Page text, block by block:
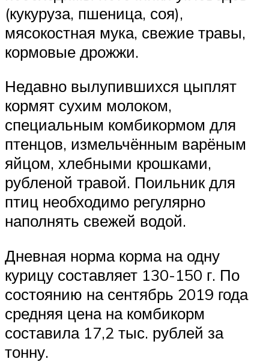
(кукуруза, пшеница, соя),
мясокостная мука, свежие травы,
кормовые дрожжи.
Недавно вылупившихся цыплят
кормят сухим молоком,
специальным комбикормом для
птенцов, измельчённым варёным
яйцом, хлебными крошками,
рубленой травой. Поильник для
птиц необходимо регулярно
наполнять свежей водой.
Дневная норма корма на одну
курицу составляет 130-150 г. По
состоянию на сентябрь 2019 года
средняя цена на комбикорм
составила 17,2 тыс. рублей за
тонну.